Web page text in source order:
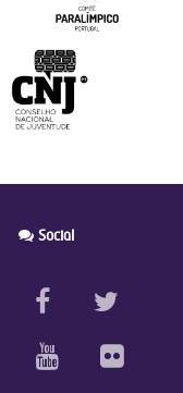
Social